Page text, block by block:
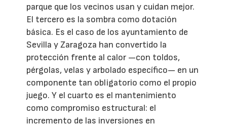
parque que los vecinos usan y cuidan mejor.
El tercero es la sombra como dotación
básica. Es el caso de los ayuntamiento de
Sevilla y Zaragoza han convertido la
protección frente al calor —con toldos,
pérgolas, velas y arbolado específico— en un
componente tan obligatorio como el propio
juego. Y el cuarto es el mantenimiento
como compromiso estructural: el
incremento de las inversiones en